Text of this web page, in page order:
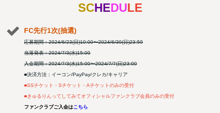
SCHEDULE
FC先行1次(抽選)
応募期間：2024/6/23(日)10:00〜2024/6/30(日)23:59
当落発表：2024/7/3(水)15:00
入金期間：2024/7/3(水)15:00〜2024/7/7(日)23:00
■決済方法：イーコン/PayPay/クレカ/キャリア
■SSチケット・Sチケット・Aチケットのみの受付
■きゅるりんってしてみてオフィシャルファンクラブ会員のみの受付
ファンクラブご入会はこちら